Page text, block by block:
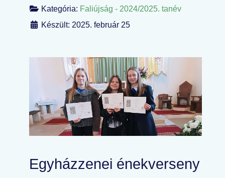
Kategória: Faliújság - 2024/2025. tanév
Készült: 2025. február 25
Egyházzenei énekverseny